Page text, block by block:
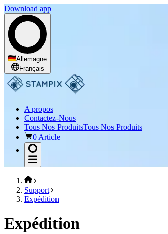
Download app
Allemagne
Français
A propos
Contactez-Nous
Tous Nos ProduitsTous Nos Produits
0 Article
Support
Expédition
Expédition